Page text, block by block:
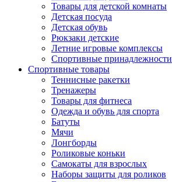
Товары для детской комнаты
Детская посуда
Детская обувь
Рюкзаки детские
Летние игровые комплексы
Спортивные принадлежности
Спортивные товары
Теннисные ракетки
Тренажеры
Товары для фитнеса
Одежда и обувь для спорта
Батуты
Мячи
Лонгборды
Роликовые коньки
Самокаты для взрослых
Наборы защиты для роликов